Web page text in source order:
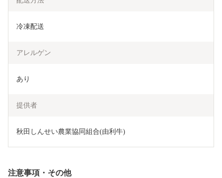
冷凍配送
アレルゲン
あり
提供者
秋田しんせい農業協同組合(由利牛)
注意事項・その他